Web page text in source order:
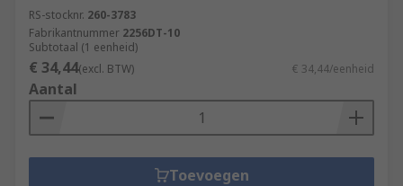
RS-stocknr. 260-3783
Fabrikantnummer 2256DT-10
Subtotaal (1 eenheid)
€ 34,44(excl. BTW) € 34,44/eenheid
Aantal
Toevoegen